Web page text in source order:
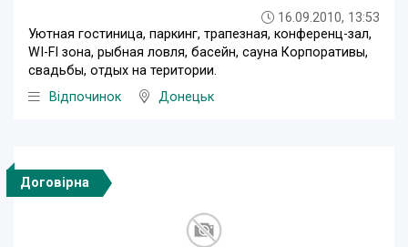
16.09.2010, 13:53
Уютная гостиница, паркинг, трапезная, конференц-зал,
WI-FI зона, рыбная ловля, басейн, сауна Корпоративы,
свадьбы, отдых на територии.
Відпочинок
Донецьк
Договірна